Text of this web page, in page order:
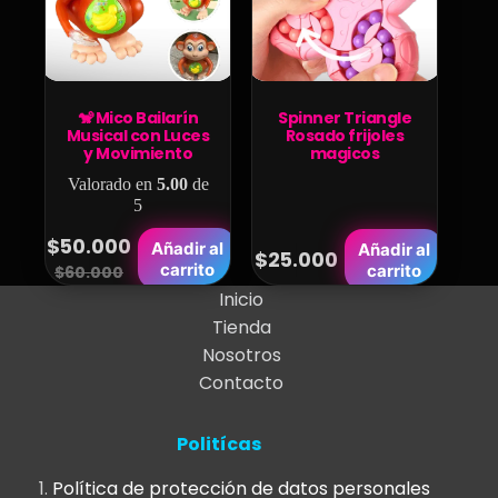
pueden
elegir
en
página
🐒 Mico Bailarín
Musical con Luces
y Movimiento
Valorado en 5.00de
5
$60.000
Original
$50.000
Current
Añadir al
carrito
Spinner Triangle
Rosado frijoles
magicos
$25.000
Añadir al
carrito
Inicio
Tienda
Nosotros
Contacto
Politícas
Política de protección de datos personales